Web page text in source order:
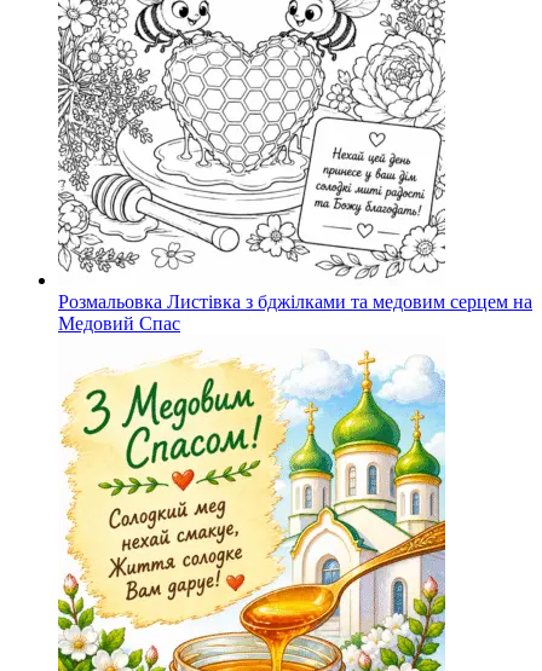
Розмальовка Листівка з бджілками та медовим серцем на
Медовий Спас